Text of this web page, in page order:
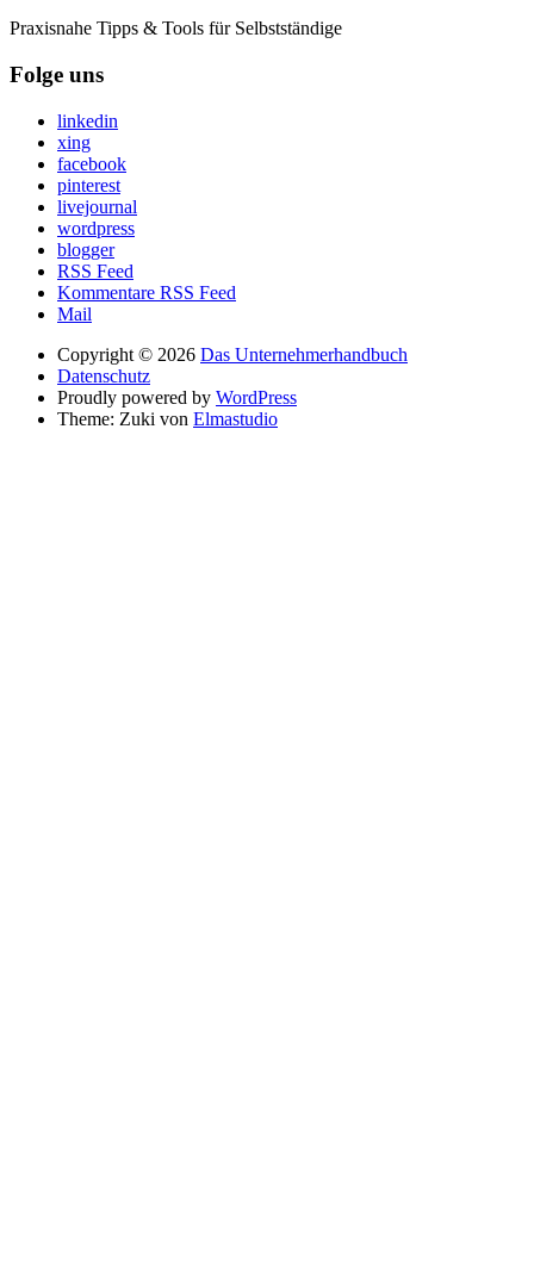
Praxisnahe Tipps & Tools für Selbstständige
Folge uns
linkedin
xing
facebook
pinterest
livejournal
wordpress
blogger
RSS Feed
Kommentare RSS Feed
Mail
Copyright © 2026 Das Unternehmerhandbuch
Datenschutz
Proudly powered by WordPress
Theme: Zuki von Elmastudio